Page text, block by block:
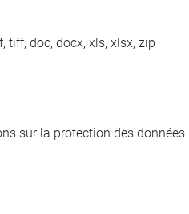
tiff, doc, docx, xls, xlsx, zip
sur la protection des données